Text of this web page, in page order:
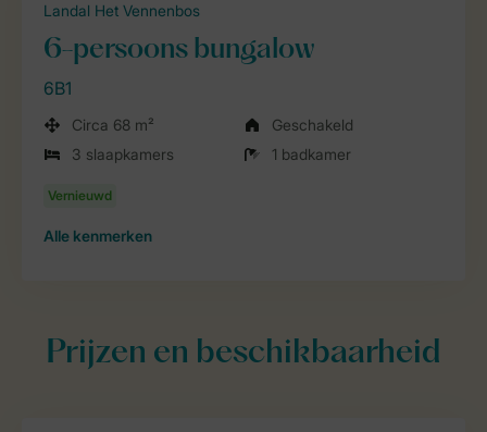
Landal Het Vennenbos
6-persoons bungalow
6B1
Circa 68 m²
Geschakeld
3 slaapkamers
1 badkamer
Alle kenmerken
Prijzen en beschikbaarheid